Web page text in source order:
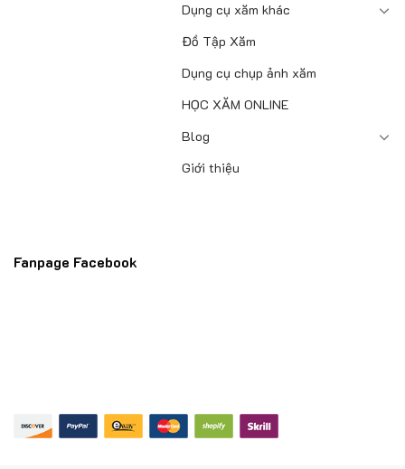
Dụng cụ xăm khác
Đồ Tập Xăm
Dụng cụ chụp ảnh xăm
HỌC XĂM ONLINE
Blog
Giới thiệu
Fanpage Facebook